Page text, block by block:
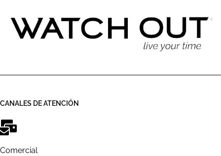
CANALES DE ATENCIÓN
Comercial